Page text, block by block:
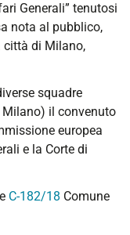
Generali” tenutosi
nota al pubblico,
città di Milano,
squadre
Milano) il convenuto
europea
e la Corte di
C-182/18 Comune